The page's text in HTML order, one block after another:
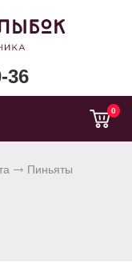
36
0
Пиньяты